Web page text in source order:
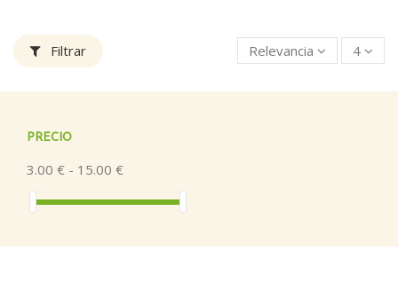
Filtrar Relevancia 4
PRECIO
3.00 € - 15.00 €